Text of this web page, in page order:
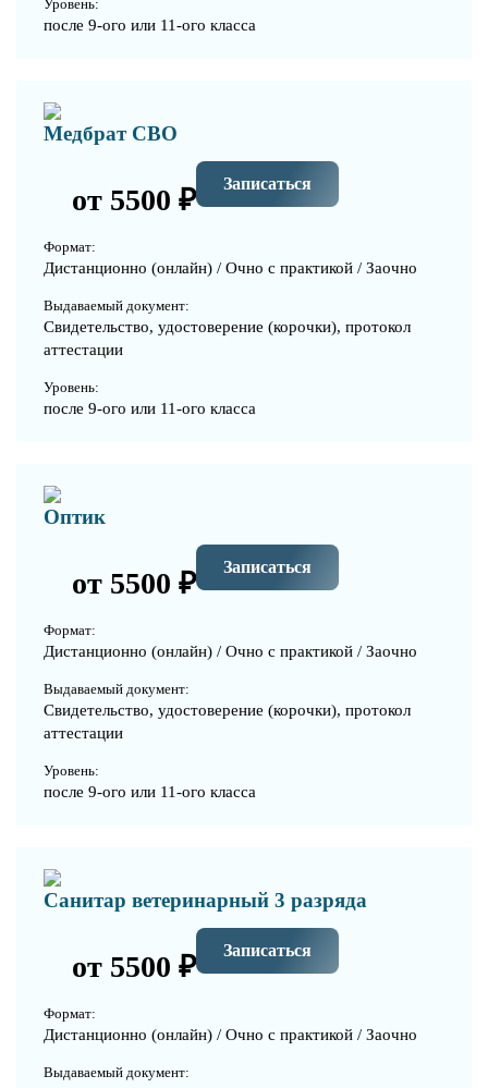
Уровень:
после 9-ого или 11-ого класса
Медбрат СВО
от 5500 ₽ Записаться
Формат:
Дистанционно (онлайн) / Очно с практикой / Заочно
Выдаваемый документ:
Свидетельство, удостоверение (корочки), протокол
аттестации
Уровень:
после 9-ого или 11-ого класса
Оптик
от 5500 ₽ Записаться
Формат:
Дистанционно (онлайн) / Очно с практикой / Заочно
Выдаваемый документ:
Свидетельство, удостоверение (корочки), протокол
аттестации
Уровень:
после 9-ого или 11-ого класса
Санитар ветеринарный 3 разряда
от 5500 ₽ Записаться
Формат:
Дистанционно (онлайн) / Очно с практикой / Заочно
Выдаваемый документ: